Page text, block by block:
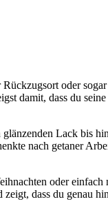
oder
damit, dass du
Lack bis
nach getaner
oder
dass du genau